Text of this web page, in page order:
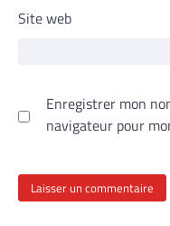
Site web
Enregistrer mon
navigateur pour